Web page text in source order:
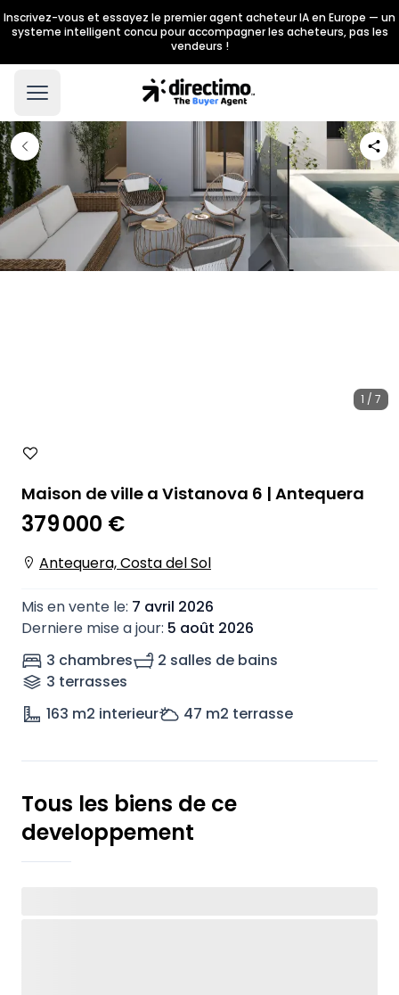
Inscrivez-vous et essayez le premier agent acheteur IA en Europe — un
systeme intelligent concu pour accompagner les acheteurs, pas les
vendeurs !
1 / 7
Maison de ville a Vistanova 6 | Antequera
379 000 €
Antequera, Costa del Sol
Mis en vente le: 7 avril 2026
Derniere mise a jour: 5 août 2026
3 chambres
2 salles de bains
3 terrasses
163 m2 interieur 47 m2 terrasse
Tous les biens de ce
developpement